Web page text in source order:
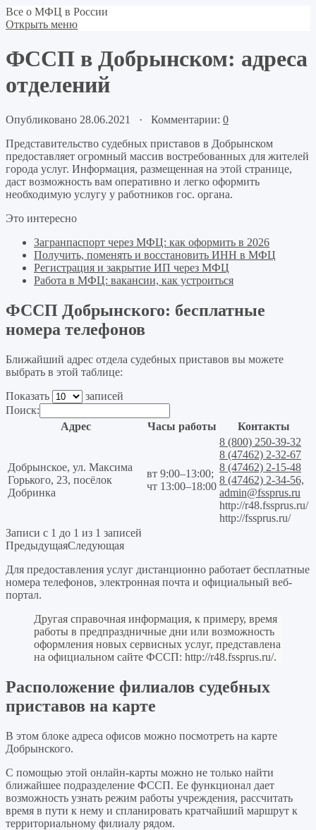
Все о МФЦ в России
Открыть меню
ФССП в Добрынском: адреса
отделений
Опубликовано 28.06.2021 · Комментарии: 0
Представительство судебных приставов в Добрынском
предоставляет огромный массив востребованных для жителей
города услуг. Информация, размещенная на этой странице,
даст возможность вам оперативно и легко оформить
необходимую услугу у работников гос. органа.
Это интересно
Загранпаспорт через МФЦ: как оформить в 2026
Получить, поменять и восстановить ИНН в МФЦ
Регистрация и закрытие ИП через МФЦ
Работа в МФЦ: вакансии, как устроиться
ФССП Добрынского: бесплатные
номера телефонов
Ближайший адрес отдела судебных приставов вы можете
выбрать в этой таблице:
Показать
записей
Поиск:
Адрес
Часы работы Контакты
Добрынское, ул. Максима
Горького, 23, посёлок
Добринка
вт 9:00–13:00;
чт 13:00–18:00
8 (800) 250-39-32
8 (47462) 2-32-67
8 (47462) 2-15-48
8 (47462) 2-34-56,
admin@fssprus.ru
http://r48.fssprus.ru/
http://fssprus.ru/
Записи с 1 до 1 из 1 записей
ПредыдущаяСледующая
Для предоставления услуг дистанционно работает бесплатные
номера телефонов, электронная почта и официальный веб-
портал.
Другая справочная информация, к примеру, время
работы в предпраздничные дни или возможность
оформления новых сервисных услуг, представлена
на официальном сайте ФССП: http://r48.fssprus.ru/.
Расположение филиалов судебных
приставов на карте
В этом блоке адреса офисов можно посмотреть на карте
Добрынского.
С помощью этой онлайн-карты можно не только найти
ближайшее подразделение ФССП. Ее функционал дает
возможность узнать режим работы учреждения, рассчитать
время в пути к нему и спланировать кратчайший маршрут к
территориальному филиалу рядом.